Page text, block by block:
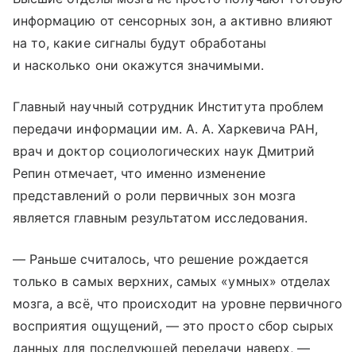
информацию от сенсорных зон, а активно влияют
на то, какие сигналы будут обработаны
и насколько они окажутся значимыми.
Главный научный сотрудник Института проблем
передачи информации им. А. А. Харкевича РАН,
врач и доктор социологических наук Дмитрий
Репин отмечает, что именно изменение
представлений о роли первичных зон мозга
является главным результатом исследования.
— Раньше считалось, что решение рождается
только в самых верхних, самых «умных» отделах
мозга, а всё, что происходит на уровне первичного
восприятия ощущений, — это просто сбор сырых
данных для последующей передачи наверх, —